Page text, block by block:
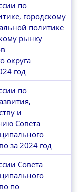
по
городскому
политике
рынку
округа
год
по
и
Совета
за 2024 год
Совета
по